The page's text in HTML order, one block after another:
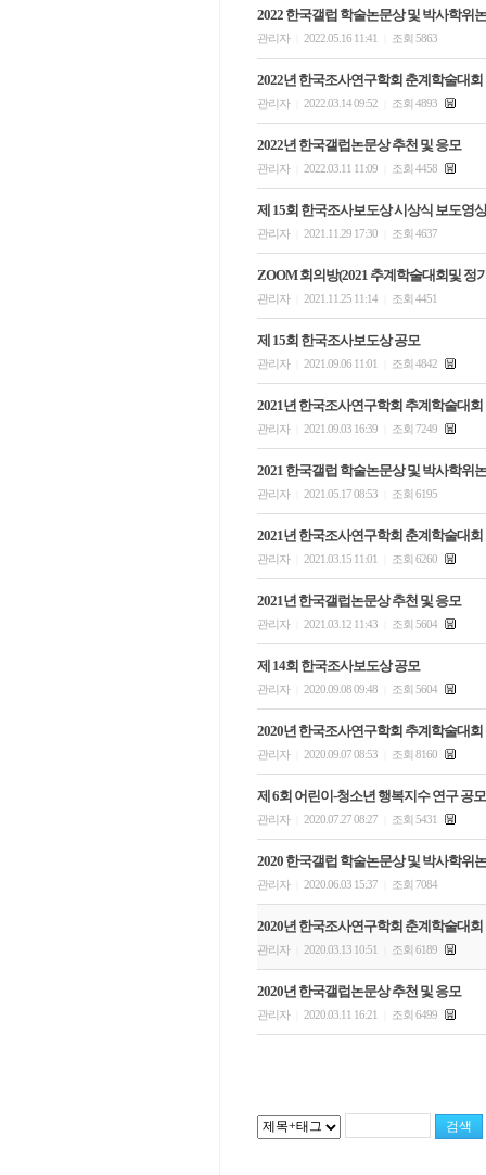
2022 한국갤럽 학술논문상 및 박사학위
관리자 2022.05.16 11:41 조회 5863
2022년 한국조사연구학회 춘계학술대회
관리자 2022.03.14 09:52 조회 4893
2022년 한국갤럽논문상 추천 및 응모
관리자 2022.03.11 11:09 조회 4458
제 15회 한국조사보도상 시상식 보도영상
관리자 2021.11.29 17:30 조회 4637
ZOOM 회의방(2021 추계학술대회및 정
관리자 2021.11.25 11:14 조회 4451
제 15회 한국조사보도상 공모
관리자 2021.09.06 11:01 조회 4842
2021년 한국조사연구학회 추계학술대회
관리자 2021.09.03 16:39 조회 7249
2021 한국갤럽 학술논문상 및 박사학위
관리자 2021.05.17 08:53 조회 6195
2021년 한국조사연구학회 춘계학술대회
관리자 2021.03.15 11:01 조회 6260
2021년 한국갤럽논문상 추천 및 응모
관리자 2021.03.12 11:43 조회 5604
제 14회 한국조사보도상 공모
관리자 2020.09.08 09:48 조회 5604
2020년 한국조사연구학회 추계학술대회
관리자 2020.09.07 08:53 조회 8160
제 6회 어린이-청소년 행복지수 연구 공모
관리자 2020.07.27 08:27 조회 5431
2020 한국갤럽 학술논문상 및 박사학위
관리자 2020.06.03 15:37 조회 7084
2020년 한국조사연구학회 춘계학술대회
관리자 2020.03.13 10:51 조회 6189
2020년 한국갤럽논문상 추천 및 응모
관리자 2020.03.11 16:21 조회 6499